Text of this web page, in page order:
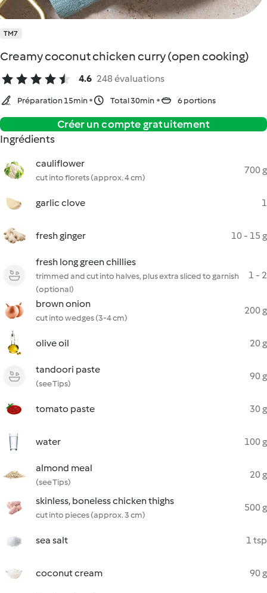
TM7
Creamy coconut chicken curry (open cooking)
4.6 248 évaluations
Préparation 15min Total 30min 6 portions
Créer un compte gratuitement
Ingrédients
cauliflower
cut into florets (approx. 4 cm)
700 g
garlic clove 1
fresh ginger 10 - 15 g
fresh long green chillies
trimmed and cut into halves, plus extra sliced to garnish
(optional)
1 - 2
brown onion
cut into wedges (3-4 cm)
200 g
olive oil 20 g
tandoori paste
(see Tips)
90 g
tomato paste 30 g
water 100 g
almond meal
(see Tips)
20 g
skinless, boneless chicken thighs
cut into pieces (approx. 3 cm)
500 g
sea salt 1 tsp
coconut cream 90 g